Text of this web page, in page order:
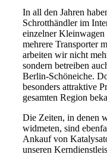
In all den Jahren
Schrotthändler im
einzelner
mehrere Transporter
arbeiten wir nicht
sondern betreiben
Berlin-Schöneiche.
besonders attraktive
gesamten Region
Die Zeiten, in denen
widmeten, sind
Ankauf von
unseren